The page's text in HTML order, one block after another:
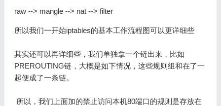
raw --> mangle --> nat --> filter
所以我们一开始iptables的基本工作流程图可以更详细些
其实还可以再详细些，我们单独拿一个链出来，比如
PREROUTING链，大概是如下情况，这些规则组和在了一
起便成了一条链。
​ 所以，我们上面加的禁止访问本机80端口的规则是存放在